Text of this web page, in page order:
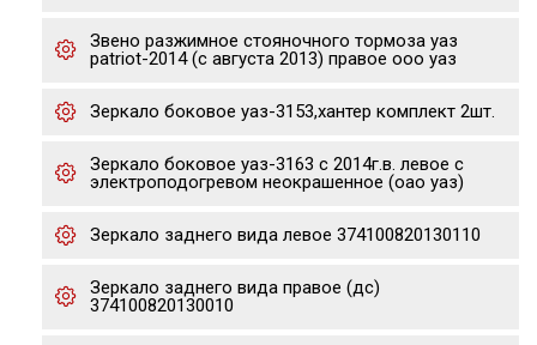
Звено разжимное стояночного тормоза уаз
patriot-2014 (с августа 2013) правое ооо уаз
Зеркало боковое уаз-3153,хантер комплект 2шт.
Зеркало боковое уаз-3163 с 2014г.в. левое с
электроподогревом неокрашенное (оао уаз)
Зеркало заднего вида левое 374100820130110
Зеркало заднего вида правое (дс)
374100820130010